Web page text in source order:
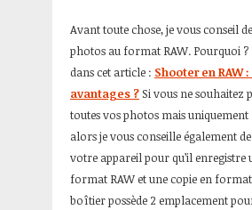
Avant toute chose, je vous conseil
photos au format RAW. Pourquoi ?
dans cet article : Shooter en RAW
avantages ?Si vous ne souhaitez
toutes vos photos mais uniquement
alors je vous conseille également
votre appareil pour qu’il enregistre
format RAW et une copie en format
boîtier possède 2 emplacement